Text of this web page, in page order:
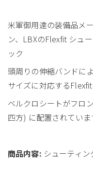
米軍御用達の装備品メ
ン、LBXのFlexfit シュ
ック
頭周りの伸縮バンドに
サイズに対応する
ベルクロシートがフロ
四方) に配置されていま
商品内容: シューティン